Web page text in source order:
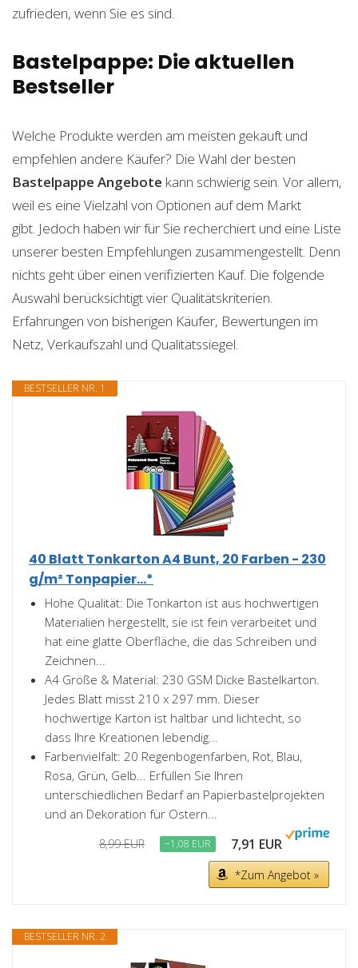
zufrieden, wenn Sie es sind.
Bastelpappe: Die aktuellen
Bestseller
Welche Produkte werden am meisten gekauft und
empfehlen andere Käufer? Die Wahl der besten
Bastelpappe Angebote kann schwierig sein. Vor allem,
weil es eine Vielzahl von Optionen auf dem Markt
gibt. Jedoch haben wir für Sie recherchiert und eine Liste
unserer besten Empfehlungen zusammengestellt. Denn
nichts geht über einen verifizierten Kauf. Die folgende
Auswahl berücksichtigt vier Qualitätskriterien.
Erfahrungen von bisherigen Käufer, Bewertungen im
Netz, Verkaufszahl und Qualitätssiegel.
BESTSELLER NR. 1
40 Blatt Tonkarton A4 Bunt, 20 Farben - 230
g/m² Tonpapier...*
Hohe Qualität: Die Tonkarton ist aus hochwertigen
Materialien hergestellt, sie ist fein verarbeitet und
hat eine glatte Oberfläche, die das Schreiben und
Zeichnen...
A4 Größe & Material: 230 GSM Dicke Bastelkarton.
Jedes Blatt misst 210 x 297 mm. Dieser
hochwertige Karton ist haltbar und lichtecht, so
dass Ihre Kreationen lebendig...
Farbenvielfalt: 20 Regenbogenfarben, Rot, Blau,
Rosa, Grün, Gelb... Erfüllen Sie Ihren
unterschiedlichen Bedarf an Papierbastelprojekten
und an Dekoration für Ostern...
8,99 EUR −1,08 EUR 7,91 EUR
*Zum Angebot »
BESTSELLER NR. 2